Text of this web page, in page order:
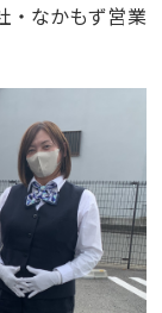
・なかもず営業